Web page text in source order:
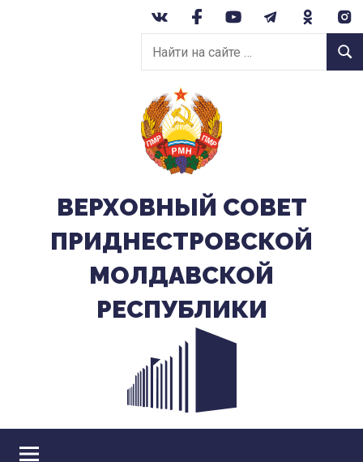
Найти
на
сайте:
ВЕРХОВНЫЙ CОВЕТ
ПРИДНЕСТРОВСКОЙ
МОЛДАВСКОЙ
РЕСПУБЛИКИ